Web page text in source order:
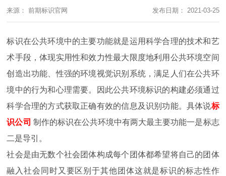
来源： 前期标识官网 发布日期： 2021-03-25
标识在公共环境中的主要功能就是运用科学合理的技术和艺
术手段，体现实用性和效力性最大限度地利用公共环境空间
创造出功能、性强的环境视觉识别系统，满足人们在公共环
境中的行为和心理需要。因此公共环境标识的构建必须通过
科学合理的方式获取正确有效的信息及识别功能。具体说标
识公司 制作的标识在公共环境中有两大最主要功能一是标志
二是导引。
社会是由无数个社会团体构成每个团体都希望将自己的团体
融入社会同时又要区别于其他团体这就是标识的标志性作